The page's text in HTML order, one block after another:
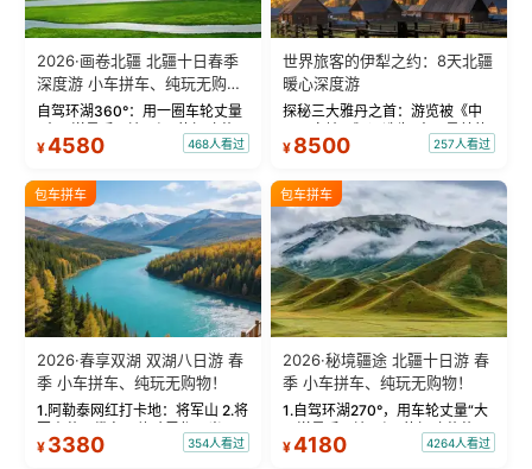
2026·画卷北疆 北疆十日春季
深度游 小车拼车、纯玩无购
物！
自驾环湖360°：用一圈车轮丈量
“大西洋最后一滴眼泪”的极致蔚
蓝。 赛湖旅拍：甄选多款风格服
绝美瞬间。 赛湖坦克300跟车视
频：专业摄影师...
¥4580 468人看过
世界旅客的伊犁之约：8天北疆
暖心深度游
探秘三大雅丹之首：游览被《中
国国家地理》评选为“中国最美的
三大雅丹”第一名的克拉玛依魔鬼
瓦人最大村落——禾木村，欣赏
晨雾与小木...
¥ 8500 257人看过
包车拼车
2026·春享双湖 双湖八日游 春
季 小车拼车、纯玩无购物！
1.阿勒泰网红打卡地：将军山 2.将
军山落日缆车，体验雪都风光 3.
将军山，夕阳派对，蹦迪party 4.
¥ 3380 354人看过
包车拼车
2026·秘境疆途 北疆十日游 春
季 小车拼车、纯玩无购物！
1.自驾环湖270°，用车轮丈量“大
西洋最后一滴眼泪”的极致蔚蓝，
让雪山、花海与深邃湖水在转弯
¥4180 4264人看过